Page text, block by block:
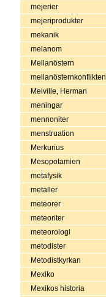
mejerier
mejeriprodukter
mekanik
melanom
Mellanöstern
mellanösternkonflikten
Melville, Herman
meningar
mennoniter
menstruation
Merkurius
Mesopotamien
metafysik
metaller
meteorer
meteoriter
meteorologi
metodister
Metodistkyrkan
Mexiko
Mexikos historia